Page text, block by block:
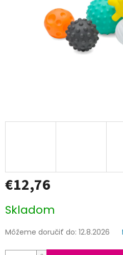
€12,76
cena:
Skladom
Môžeme doručiť do: 12.8.2026